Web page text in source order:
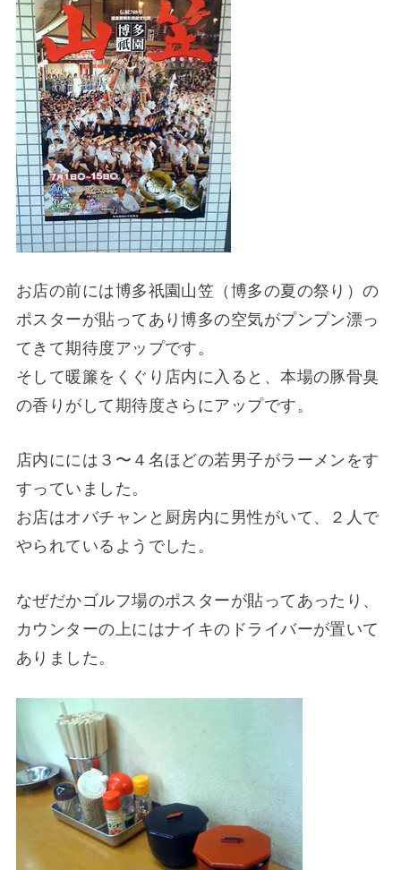
お店の前には博多祇園山笠（博多の夏の祭り）の
ポスターが貼ってあり博多の空気がプンプン漂っ
てきて期待度アップです。
そして暖簾をくぐり店内に入ると、本場の豚骨臭
の香りがして期待度さらにアップです。
店内にには３〜４名ほどの若男子がラーメンをす
すっていました。
お店はオバチャンと厨房内に男性がいて、２人で
やられているようでした。
なぜだかゴルフ場のポスターが貼ってあったり、
カウンターの上にはナイキのドライバーが置いて
ありました。